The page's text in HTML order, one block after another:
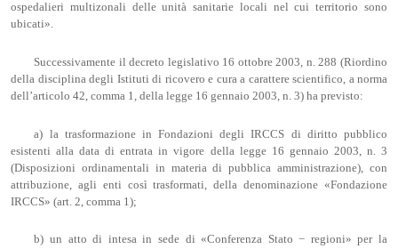
ospedalieri multizonali delle unità sanitarie locali nel cui territorio sono
ubicati».
Successivamente il decreto legislativo 16 ottobre 2003, n. 288 (Riordino
della disciplina degli Istituti di ricovero e cura a carattere scientifico, a norma
dell’articolo 42, comma 1, della legge 16 gennaio 2003, n. 3) ha previsto:
a) la trasformazione in Fondazioni degli IRCCS di diritto pubblico
esistenti alla data di entrata in vigore della legge 16 gennaio 2003, n. 3
(Disposizioni ordinamentali in materia di pubblica amministrazione), con
attribuzione, agli enti così trasformati, della denominazione «Fondazione
IRCCS» (art. 2, comma 1);
b) un atto di intesa in sede di «Conferenza Stato − regioni» per la